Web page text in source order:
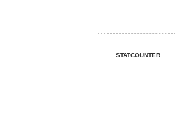
STATCOUNTER